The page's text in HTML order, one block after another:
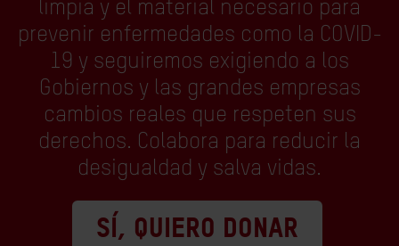
limpia y el material necesario para
prevenir enfermedades como la COVID-
19 y seguiremos exigiendo a los
Gobiernos y las grandes empresas
cambios reales que respeten sus
derechos. Colabora para reducir la
desigualdad y salva vidas.
SÍ, QUIERO DONAR